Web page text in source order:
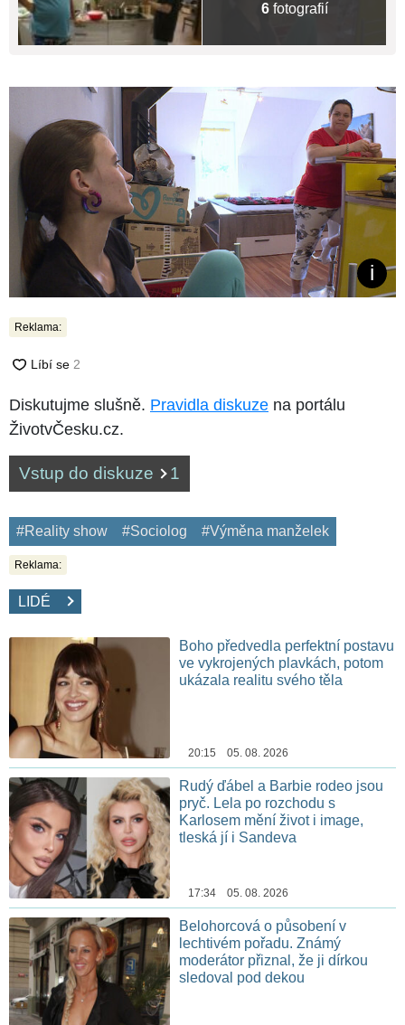
6fotografií
Reklama:
Diskutujme slušně. Pravidla diskuze na portálu
ŽivotvČesku.cz.
Vstup do diskuze 1
#Reality show #Sociolog #Výměna manželek
Reklama:
LIDÉ
Boho předvedla perfektní postavu
ve vykrojených plavkách, potom
ukázala realitu svého těla
20:15 05. 08. 2026
Rudý ďábel a Barbie rodeo jsou
pryč. Lela po rozchodu s
Karlosem mění život i image,
tleská jí i Sandeva
17:34 05. 08. 2026
Belohorcová o působení v
lechtivém pořadu. Známý
moderátor přiznal, že ji dírkou
sledoval pod dekou